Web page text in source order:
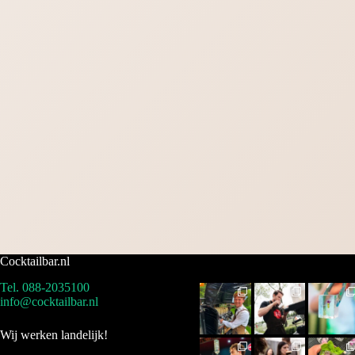
Cocktailbar.nl
Tel. 088-2035100
info@cocktailbar.nl
Wij werken landelijk!